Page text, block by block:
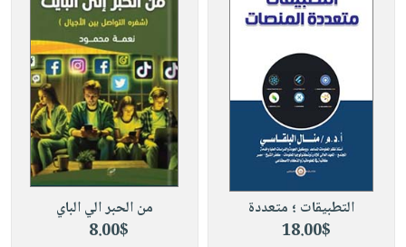
التطبيقات ؛ متعددة
18.00$
من الحبر الي الباي
8.00$